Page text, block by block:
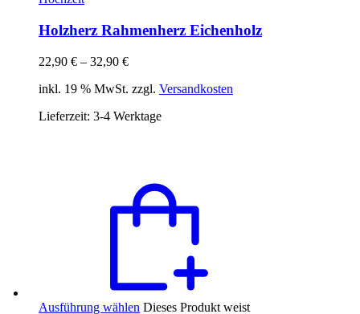
Holzherz Rahmenherz Eichenholz
22,90 € – 32,90 €
inkl. 19 % MwSt. zzgl. Versandkosten
Lieferzeit: 3-4 Werktage
Ausführung wählen Dieses Produkt weist